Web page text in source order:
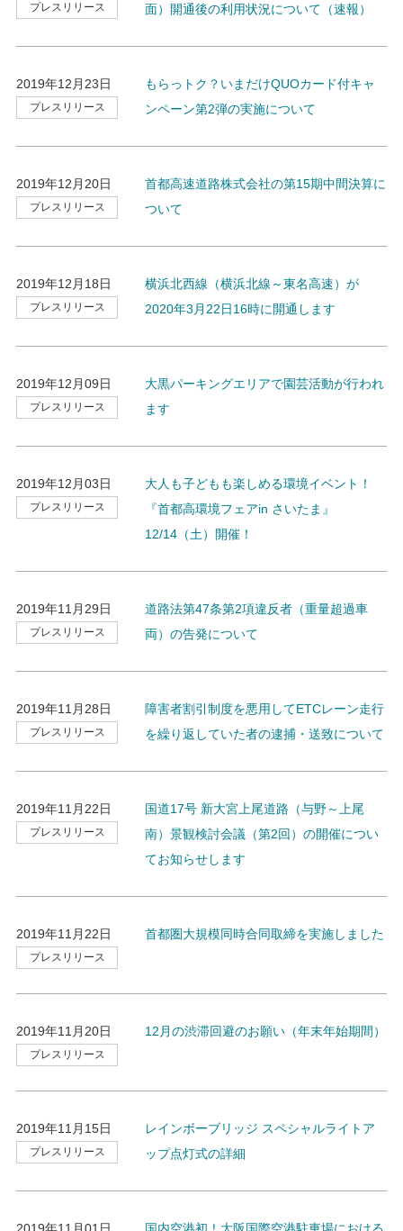
プレスリリース
面）開通後の利用状況について（速報）
2019年12月23日
プレスリリース
もらっトク？いまだけQUOカード付キャ
ンペーン第2弾の実施について
2019年12月20日
プレスリリース
首都高速道路株式会社の第15期中間決算に
ついて
2019年12月18日
プレスリリース
横浜北西線（横浜北線～東名高速）が
2020年3月22日16時に開通します
2019年12月09日
プレスリリース
大黒パーキングエリアで園芸活動が行われ
ます
2019年12月03日
プレスリリース
大人も子どもも楽しめる環境イベント！
『首都高環境フェアin さいたま』
12/14（土）開催！
2019年11月29日
プレスリリース
道路法第47条第2項違反者（重量超過車
両）の告発について
2019年11月28日
プレスリリース
障害者割引制度を悪用してETCレーン走行
を繰り返していた者の逮捕・送致について
2019年11月22日
プレスリリース
国道17号 新大宮上尾道路（与野～上尾
南）景観検討会議（第2回）の開催につい
てお知らせします
2019年11月22日
プレスリリース
首都圏大規模同時合同取締を実施しました
2019年11月20日
プレスリリース
12月の渋滞回避のお願い（年末年始期間）
2019年11月15日
プレスリリース
レインボーブリッジ スペシャルライトア
ップ点灯式の詳細